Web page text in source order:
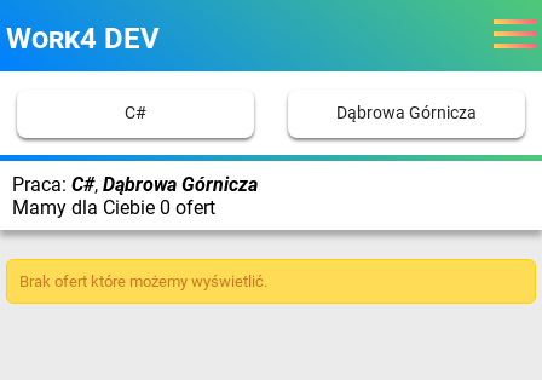
Work4 DEV
C# Dąbrowa Górnicza
Praca: C#, Dąbrowa Górnicza
Mamy dla Ciebie 0 ofert
Brak ofert które możemy wyświetlić.